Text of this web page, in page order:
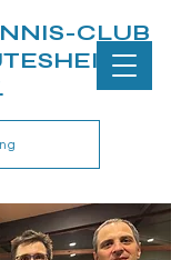
CLUB